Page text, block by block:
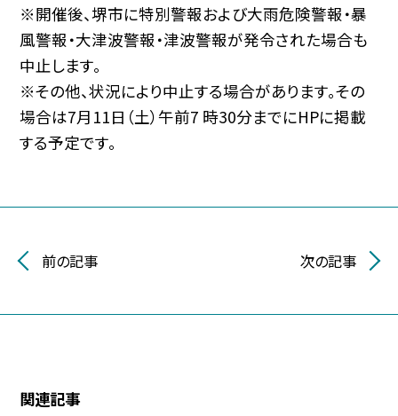
※開催後、堺市に特別警報および大雨危険警報・暴
風警報・大津波警報・津波警報が発令された場合も
中止します。
※その他、状況により中止する場合があります。その
場合は7月11日（土）午前7 時30分までにHPに掲載
する予定です。
前の記事 次の記事
関連記事